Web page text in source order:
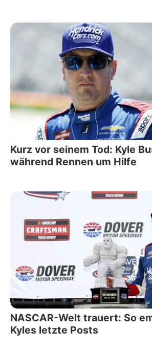
Kurz vor seinem Tod: Kyle
während Rennen um Hilfe
NASCAR-Welt trauert: So
Kyles letzte Posts